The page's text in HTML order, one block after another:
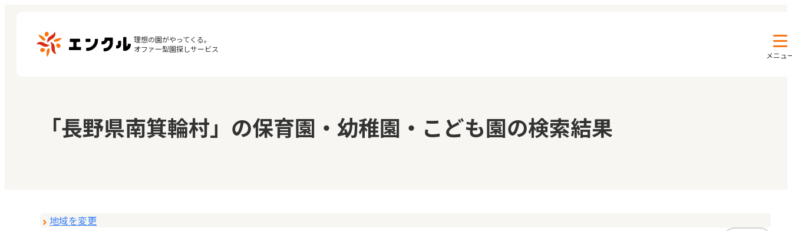
理想の園がやってくる。
オファー型園探しサービス
メニュ
保育園・幼稚園を探す
地図から探す
閲覧履歴
お気に入り
メッセージ
おすすめの園
「長野県南箕輪村」の保育園・幼稚園・こども園の検索結果
地域を変更